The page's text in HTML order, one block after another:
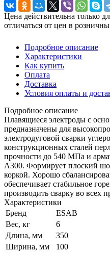
Цена действительна только
отличаться от цен в
Подробное описание
Характеристики
Как купить
Оплата
Доставка
Условия оплаты и
Подробное описание
Плавящиеся электроды с
предназначены для
электродуговой сварки
конструкционных сталей
прочности до 540 МПа и
А300. Формирует плоский
коркой. Хорошо
обеспечивает стабильное
производить сварку во всех
Характеристики
Бренд
ESAB
Вес, кг
6
Длина, мм
350
Ширина, мм
100